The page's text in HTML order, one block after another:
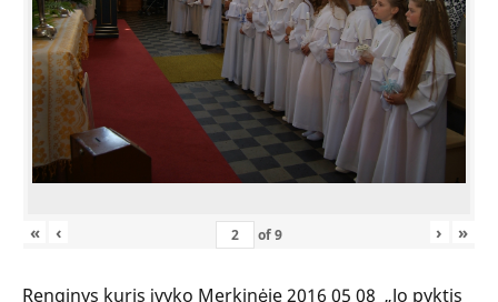
« ‹ of9 › »
Renginys kuris įvyko Merkinėje 2016 05 08 „Jo pyktis